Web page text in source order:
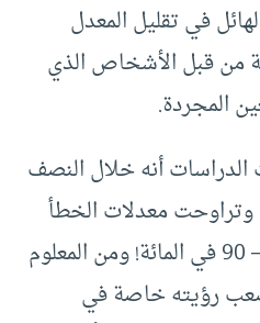
في تقليل المعدل
من قبل الأشخاص الذي
المجردة.
أنه خلال النصف
وتراوحت معدلات الخطأ
في العالم العربي بين 50 – 90 في المائة! ومن المعلوم
رؤيته خاصة في